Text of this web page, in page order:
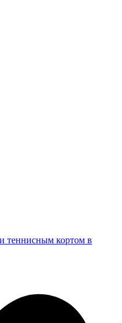
теннисным кортом в